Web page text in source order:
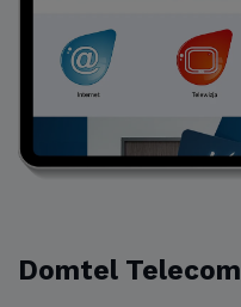
Domtel Telecom